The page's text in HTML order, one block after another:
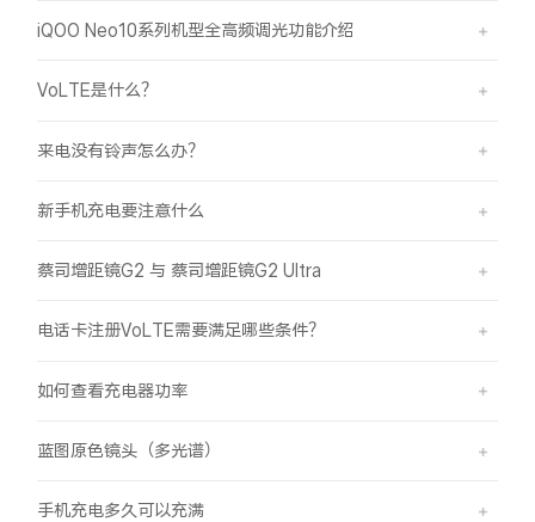
iQOO Neo10系列机型全高频调光功能介绍
VoLTE是什么？
来电没有铃声怎么办？
新手机充电要注意什么
蔡司增距镜G2 与 蔡司增距镜G2 Ultra
电话卡注册VoLTE需要满足哪些条件？
如何查看充电器功率
蓝图原色镜头（多光谱）
手机充电多久可以充满